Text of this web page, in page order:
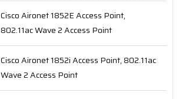
Cisco Aironet 1852E Access Point,
802.11ac Wave 2 Access Point
Cisco Aironet 1852i Access Point, 802.11ac
Wave 2 Access Point